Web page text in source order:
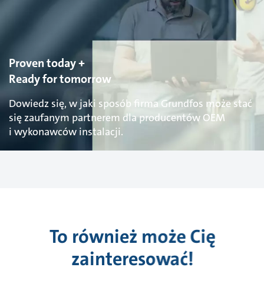
Proven today +
Ready for tomorrow
Dowiedz się, w jaki sposób firma Grundfos może stać
się zaufanym partnerem dla producentów OEM
i wykonawców instalacji.
To również może Cię
zainteresować!